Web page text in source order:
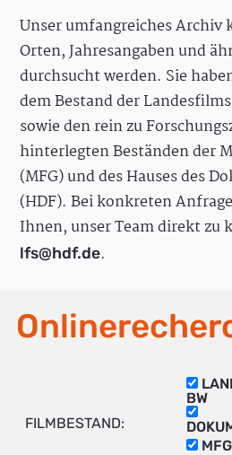
Unser umfangreiches Archiv
Orten, Jahresangaben und
durchsucht werden. Sie
dem Bestand der
sowie den rein zu
hinterlegten Beständen der
(MFG) und des Hauses des
(HDF). Bei konkreten
Ihnen, unser Team direkt zu
lfs@hdf.de.
FILMBESTAND:
BW